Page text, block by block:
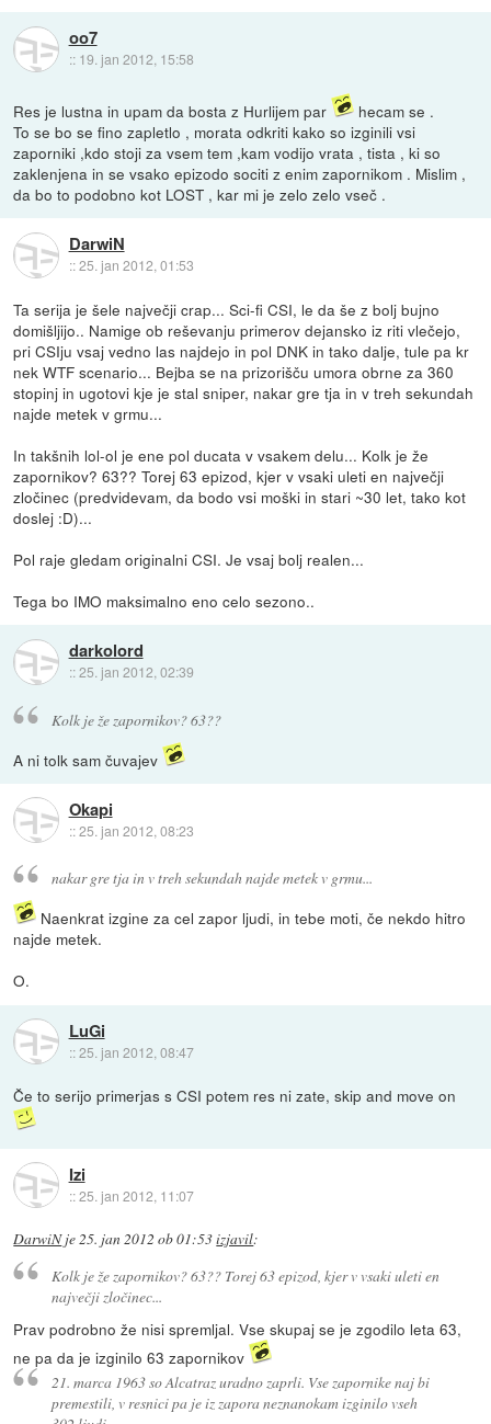
oo7
:: 19. jan 2012, 15:58
Res je lustna in upam da bosta z Hurlijem par
hecam se .
To se bo se fino zapletlo , morata odkriti kako so izginili vsi
zaporniki ,kdo stoji za vsem tem ,kam vodijo vrata , tista , ki so
zaklenjena in se vsako epizodo sociti z enim zapornikom . Mislim ,
da bo to podobno kot LOST , kar mi je zelo zelo vseč .
DarwiN
::25. jan 2012, 01:53
Ta serija je šele največji crap... Sci-fi CSI, le da še z bolj bujno
domišljijo.. Namige ob reševanju primerov dejansko iz riti vlečejo,
pri CSIju vsaj vedno las najdejo in pol DNK in tako dalje, tule pa kr
nek WTF scenario... Bejba se na prizorišču umora obrne za 360
stopinj in ugotovi kje je stal sniper, nakar gre tja in v treh sekundah
najde metek v grmu...
In takšnih lol-ol je ene pol ducata v vsakem delu... Kolk je že
zapornikov? 63?? Torej 63 epizod, kjer v vsaki uleti en največji
zločinec (predvidevam, da bodo vsi moški in stari ~30 let, tako kot
doslej :D)...
Pol raje gledam originalni CSI. Je vsaj bolj realen...
Tega bo IMO maksimalno eno celo sezono..
darkolord
::25. jan 2012, 02:39
Kolk je že zapornikov? 63??
A ni tolk sam čuvajev
Okapi
::25. jan 2012, 08:23
nakar gre tja in v treh sekundah najde metek v grmu...
Naenkrat izgine za cel zapor ljudi, in tebe moti, če nekdo hitro
najde metek.
O.
LuGi
::25. jan 2012, 08:47
Če to serijo primerjas s CSI potem res ni zate, skip and move on
Izi
::25. jan 2012, 11:07
DarwiNje25. jan 2012 ob 01:53izjavil:
Kolk je že zapornikov? 63?? Torej 63 epizod, kjer v vsaki uleti en
največji zločinec...
Prav podrobno že nisi spremljal. Vse skupaj se je zgodilo leta 63,
ne pa da je izginilo 63 zapornikov
21. marca 1963 so Alcatraz uradno zaprli. Vse zapornike naj bi
premestili, v resnici pa je iz zapora neznanokam izginilo vseh